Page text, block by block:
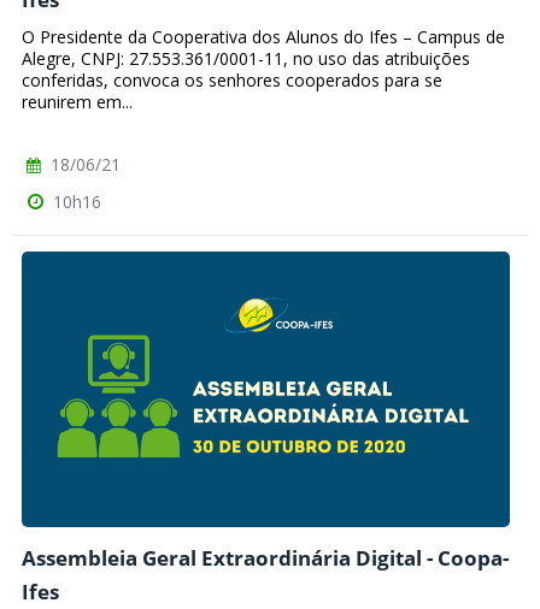
O Presidente da Cooperativa dos Alunos do Ifes – Campus de
Alegre, CNPJ: 27.553.361/0001-11, no uso das atribuições
conferidas, convoca os senhores cooperados para se
reunirem em...
18/06/21
10h16
Assembleia Geral Extraordinária Digital - Coopa-
Ifes